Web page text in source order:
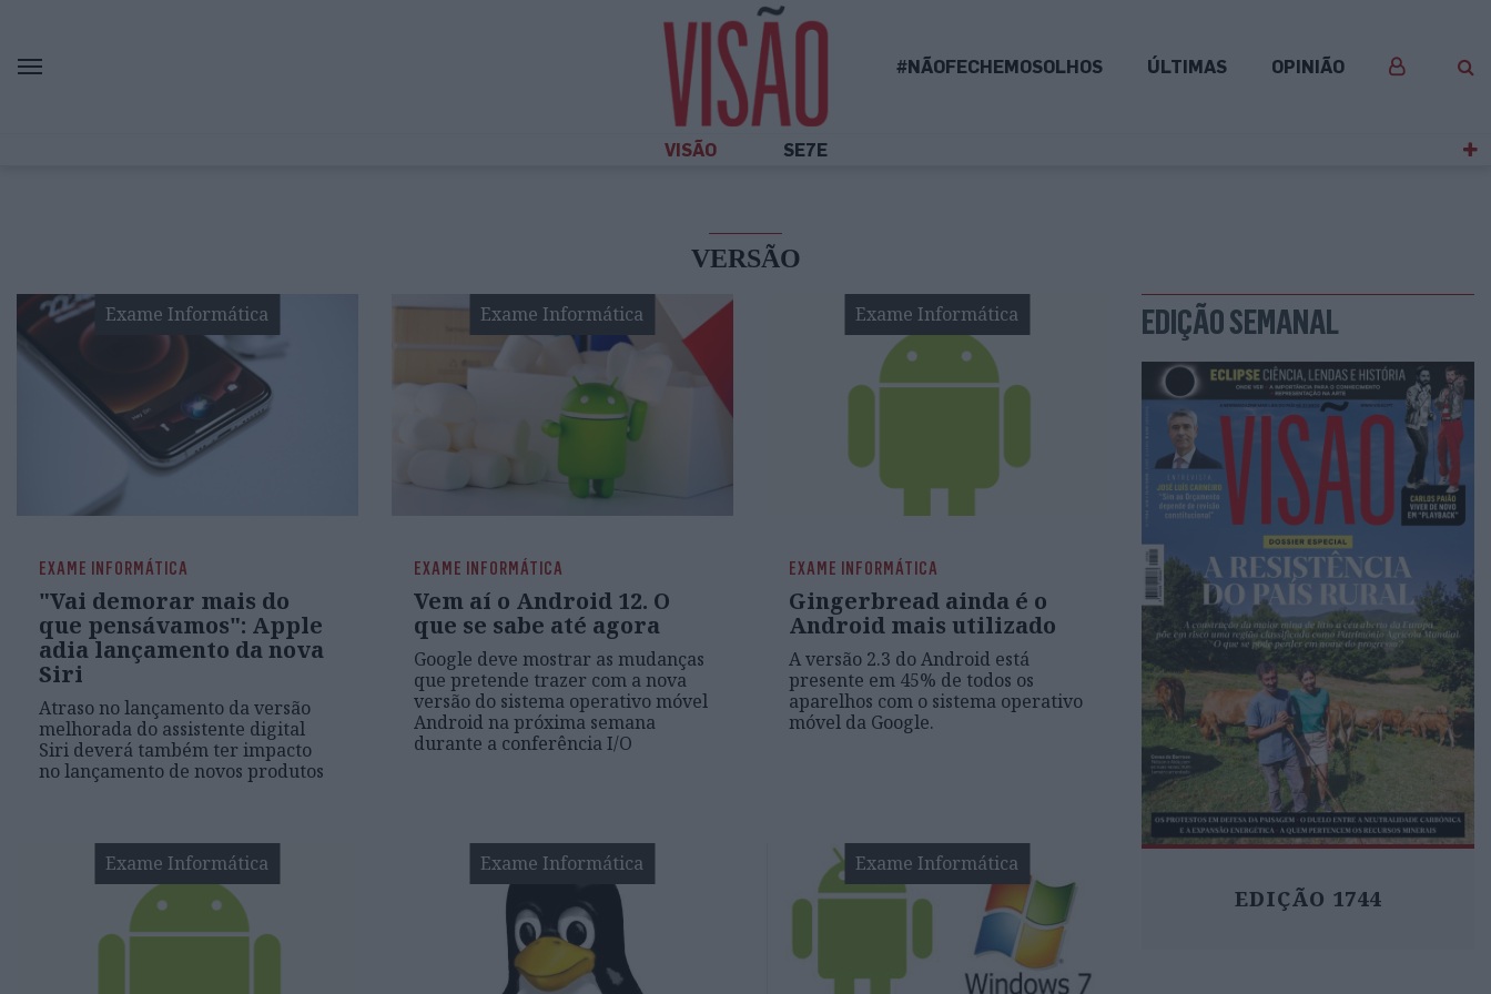
#NÃOFECHEMOSOLHOS ÚLTIMAS OPINIÃO
VISÃO SE7E
VERSÃO
Exame Informática
EXAME INFORMÁTICA
"Vai demorar mais do
que pensávamos": Apple
adia lançamento da nova
Siri
Atraso no lançamento da versão
melhorada do assistente digital
Siri deverá também ter impacto
no lançamento de novos produtos
Exame Informática
EXAME INFORMÁTICA
Vem aí o Android 12. O
que se sabe até agora
Google deve mostrar as mudanças
que pretende trazer com a nova
versão do sistema operativo móvel
Android na próxima semana
durante a conferência I/O
Exame Informática
EXAME INFORMÁTICA
Gingerbread ainda é o
Android mais utilizado
A versão 2.3 do Android está
presente em 45% de todos os
aparelhos com o sistema operativo
móvel da Google.
Exame Informática Exame Informática Exame Informática
EDIÇÃO SEMANAL
EDIÇÃO 1744